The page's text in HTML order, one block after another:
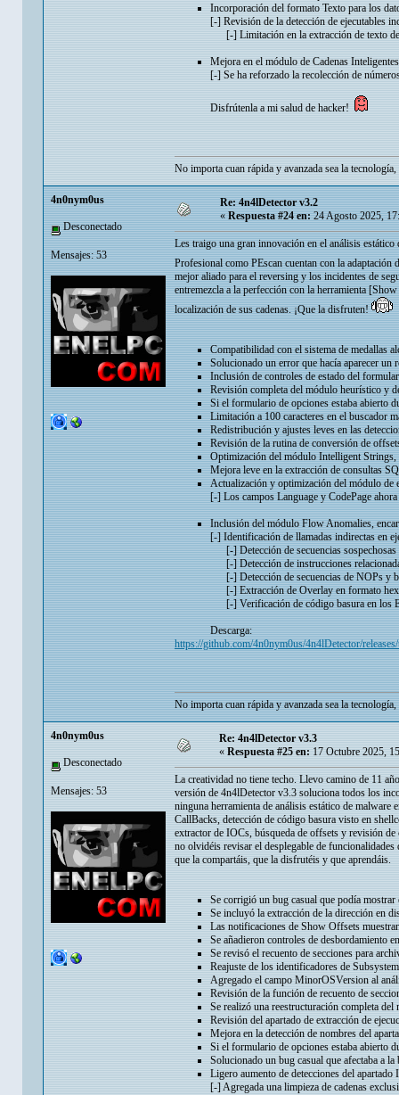
Incorporación del formato Texto para los
[-] Revisión de la detección de ejecutables
[-] Limitación en la extracción de texto
Mejora en el módulo de Cadenas
[-] Se ha reforzado la recolección de
Disfrútenla a mi salud de hacker!
No importa cuan rápida y avanzada sea la
4n0nym0us
Desconectado
Mensajes: 53
Re: 4n4lDetector v3.2
«Respuesta #24 en:24 Agosto 2025,
Les traigo una gran innovación en el análisis
Profesional como PEscan cuentan con la
mejor aliado para el reversing y los incidentes de
entremezcla a la perfección con la herramienta
localización de sus cadenas. ¡Que la disfruten!
Compatibilidad con el sistema de medallas
Solucionado un error que hacía aparecer un
Inclusión de controles de estado del
Revisión completa del módulo heurístico y
Si el formulario de opciones estaba abierto
Limitación a 100 caracteres en el buscador
Redistribución y ajustes leves en las
Revisión de la rutina de conversión de
Optimización del módulo Intelligent Strings,
Mejora leve en la extracción de consultas
Actualización y optimización del módulo de
[-] Los campos Language y CodePage
Inclusión del módulo Flow Anomalies,
[-] Identificación de llamadas indirectas en
[-] Detección de secuencias sospechosas
[-] Detección de instrucciones
[-] Detección de secuencias de NOPs y
[-] Extracción de Overlay en formato
[-] Verificación de código basura en los
Descarga:
https://github.com/4n0nym0us/4n4lDetector/
No importa cuan rápida y avanzada sea la
4n0nym0us
Desconectado
Mensajes: 53
Re: 4n4lDetector v3.3
« Respuesta #25 en: 17 Octubre 2025,
La creatividad no tiene techo. Llevo camino de 11
versión de 4n4lDetector v3.3 soluciona todos los
ninguna herramienta de análisis estático de
CallBacks, detección de código basura visto en
extractor de IOCs, búsqueda de offsets y revisión
no olvidéis revisar el desplegable de
que la compartáis, que la disfrutéis y que aprendáis.
Se corrigió un bug casual que podía
Se incluyó la extracción de la dirección en
Las notificaciones de Show Offsets
Se añadieron controles de desbordamiento
Se revisó el recuento de secciones para
Reajuste de los identificadores de
Agregado el campo MinorOSVersion al
Revisión de la función de recuento de
Se realizó una reestructuración completa
Revisión del apartado de extracción de
Mejora en la detección de nombres del
Si el formulario de opciones estaba abierto
Solucionado un bug casual que afectaba a
Ligero aumento de detecciones del
[-] Agregada una limpieza de cadenas